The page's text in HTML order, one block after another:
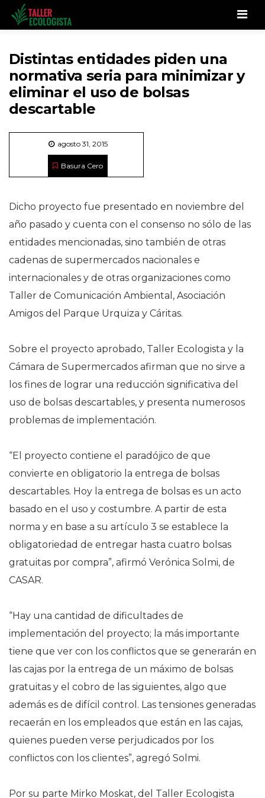
Distintas entidades piden una
normativa seria para minimizar y
eliminar el uso de bolsas
descartable
agosto 31, 2015
Basura Cero
Dicho proyecto fue presentado en noviembre del
año pasado y cuenta con el consenso no sólo de las
entidades mencionadas, sino también de otras
cadenas de supermercados nacionales e
internacionales y de otras organizaciones como
Taller de Comunicación Ambiental, Asociación
Amigos del Parque Urquiza y Cáritas.
Sobre el proyecto aprobado, Taller Ecologista y la
Cámara de Supermercados afirman que no sirve a
los fines de lograr una reducción significativa del
uso de bolsas descartables, y presenta numerosos
problemas de implementación.
“El proyecto contiene el paradójico de que
convierte en obligatorio la entrega de bolsas
descartables. Hoy la entrega de bolsas es un acto
basado en el uso y costumbre. A partir de esta
norma y en base a su artículo 3 se establece la
obligatoriedad de entregar hasta cuatro bolsas
gratuitas por compra”, afirmó Verónica Solmi, de
CASAR.
“Hay una cantidad de dificultades de
implementación del proyecto; la más importante
tiene que ver con los conflictos que se generarán en
las cajas por la entrega de un máximo de bolsas
gratuitas y el cobro de las siguientes, algo que
además es de difícil control. Las tensiones generadas
recaerán en los empleados que están en las cajas,
quienes pueden verse perjudicados por los
conflictos con los clientes”, agregó Solmi.
Por su parte Mirko Moskat, del Taller Ecologista